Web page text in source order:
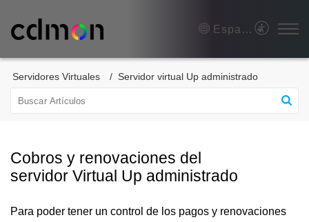
Español (España)
Servidores Virtuales Servidor virtual Up administrado
Cobros y renovaciones del
servidor Virtual Up administrado
Para poder tener un control de los pagos y renovaciones